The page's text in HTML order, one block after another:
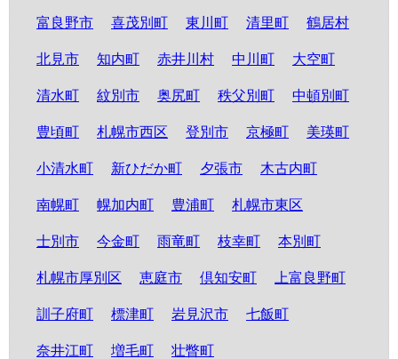
富良野市 喜茂別町 東川町 清里町 鶴居村
北見市 知内町 赤井川村 中川町 大空町
清水町 紋別市 奥尻町 秩父別町 中頓別町
豊頃町 札幌市西区 登別市 京極町 美瑛町
小清水町 新ひだか町 夕張市 木古内町
南幌町 幌加内町 豊浦町 札幌市東区
士別市 今金町 雨竜町 枝幸町 本別町
札幌市厚別区 恵庭市 倶知安町 上富良野町
訓子府町 標津町 岩見沢市 七飯町
奈井江町 増毛町 壮瞥町